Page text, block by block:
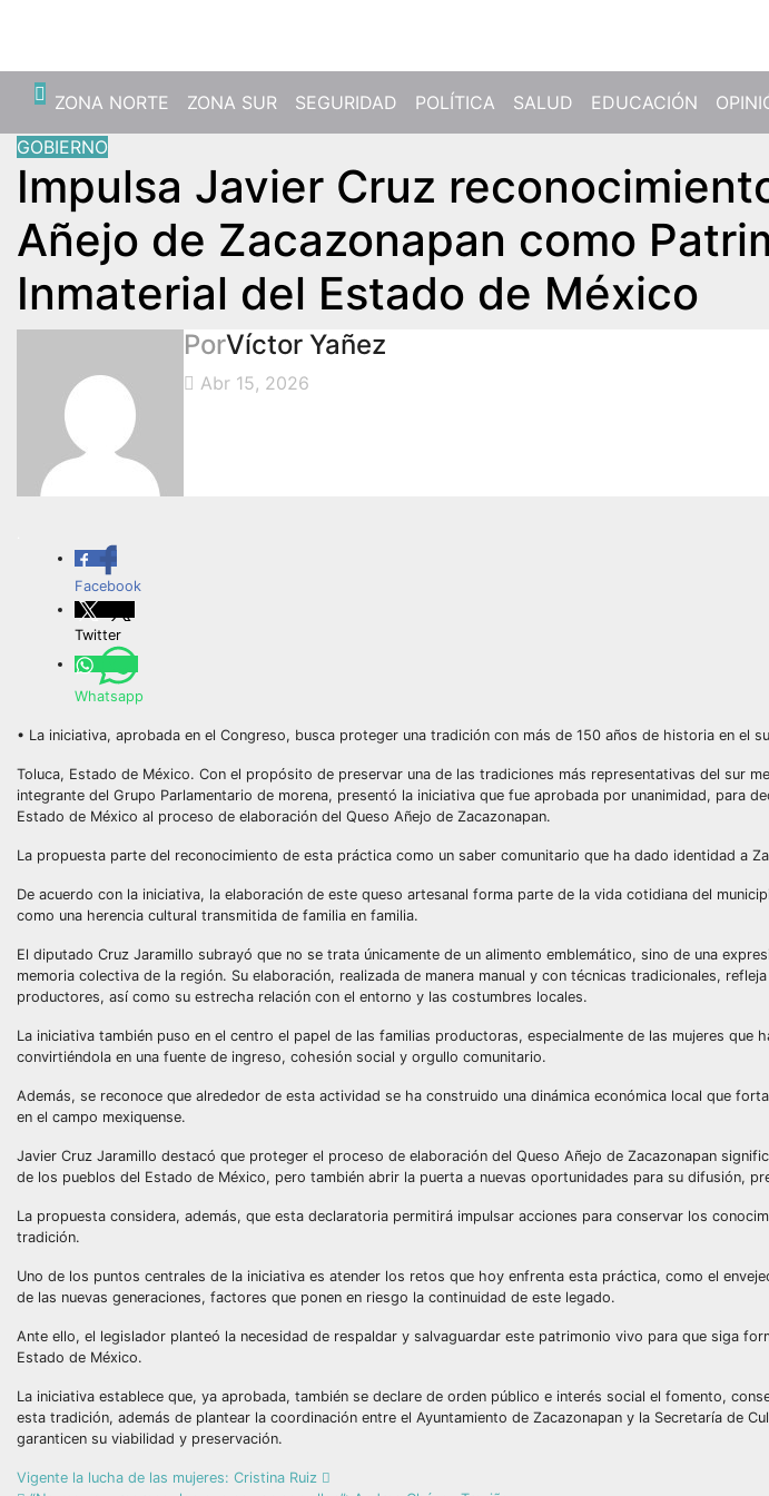
ZONA NORTE ZONA SUR SEGURIDAD POLÍTICA SALUD EDUCACIÓN
GOBIERNO
Impulsa Javier Cruz
Añejo de Zacazonapan como
Inmaterial del Estado de México
PorVíctor Yañez
Abr 15, 2026
Facebook
Twitter
Whatsapp
• La iniciativa, aprobada en el Congreso, busca proteger una tradición con más de 150 años de historia en el
Toluca, Estado de México. Con el propósito de preservar una de las tradiciones más representativas del sur
integrante del Grupo Parlamentario de morena, presentó la iniciativa que fue aprobada por unanimidad, para
Estado de México al proceso de elaboración del Queso Añejo de Zacazonapan.
La propuesta parte del reconocimiento de esta práctica como un saber comunitario que ha dado identidad a
De acuerdo con la iniciativa, la elaboración de este queso artesanal forma parte de la vida cotidiana del
como una herencia cultural transmitida de familia en familia.
El diputado Cruz Jaramillo subrayó que no se trata únicamente de un alimento emblemático, sino de una
memoria colectiva de la región. Su elaboración, realizada de manera manual y con técnicas tradicionales,
productores, así como su estrecha relación con el entorno y las costumbres locales.
La iniciativa también puso en el centro el papel de las familias productoras, especialmente de las mujeres que
convirtiéndola en una fuente de ingreso, cohesión social y orgullo comunitario.
Además, se reconoce que alrededor de esta actividad se ha construido una dinámica económica local que
en el campo mexiquense.
Javier Cruz Jaramillo destacó que proteger el proceso de elaboración del Queso Añejo de Zacazonapan
de los pueblos del Estado de México, pero también abrir la puerta a nuevas oportunidades para su difusión,
La propuesta considera, además, que esta declaratoria permitirá impulsar acciones para conservar los
tradición.
Uno de los puntos centrales de la iniciativa es atender los retos que hoy enfrenta esta práctica, como el
de las nuevas generaciones, factores que ponen en riesgo la continuidad de este legado.
Ante ello, el legislador planteó la necesidad de respaldar y salvaguardar este patrimonio vivo para que siga
Estado de México.
La iniciativa establece que, ya aprobada, también se declare de orden público e interés social el fomento,
esta tradición, además de plantear la coordinación entre el Ayuntamiento de Zacazonapan y la Secretaría de
garanticen su viabilidad y preservación.
Vigente la lucha de las mujeres: Cristina Ruiz